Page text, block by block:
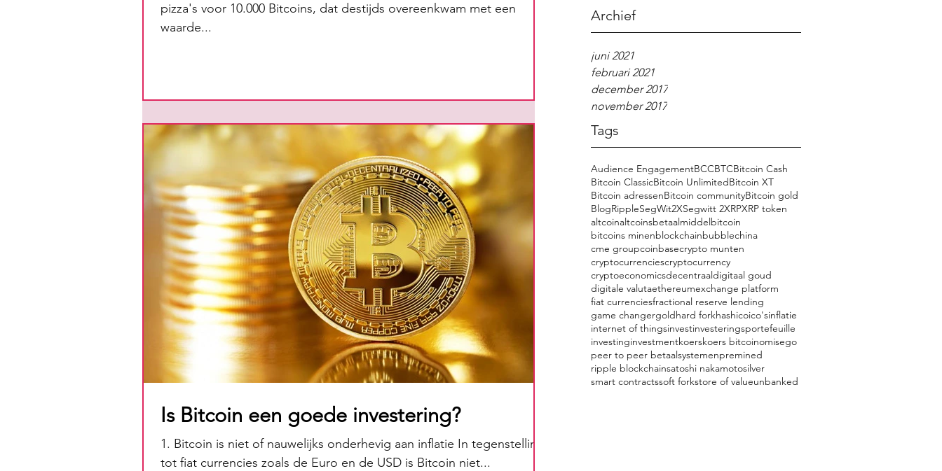
Archief
juni 2021
februari 2021
december 2017
november 2017
Tags
Audience EngagementBCCBTCBitcoin Cash
Bitcoin ClassicBitcoin UnlimitedBitcoin XT
Bitcoin adressenBitcoin communityBitcoin gold
BlogRippleSegWit2XSegwitt 2XRPXRP token
altcoinaltcoinsbetaalmiddelbitcoin
bitcoins minenblockchainbubblechina
cme groupcoinbasecrypto munten
cryptocurrenciescryptocurrency
cryptoeconomicsdecentraaldigitaal goud
digitale valutaethereumexchange platform
fiat currenciesfractional reserve lending
game changergoldhard forkhashicoico'sinflatie
internet of thingsinvestinvesteringsportefeuille
investinginvestmentkoerskoers bitcoinomisego
peer to peer betaalsystemenpremined
ripple blockchainsatoshi nakamotosilver
smart contractssoft forkstore of valueunbanked
pizza's voor 10.000 Bitcoins, dat destijds overeenkwam met een
waarde...
Is Bitcoin een goede investering?
1. Bitcoin is niet of nauwelijks onderhevig aan inflatie In tegenstelling
tot fiat currencies zoals de Euro en de USD is Bitcoin niet...